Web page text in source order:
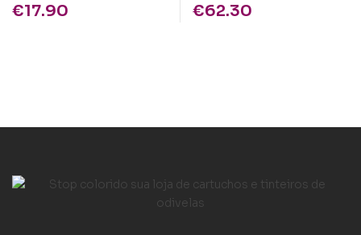
€17.90 €62.30